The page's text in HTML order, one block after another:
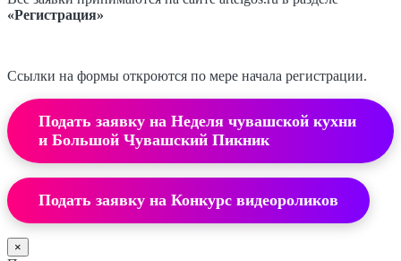
«Регистрация»
Ссылки на формы откроются по мере начала регистрации.
Подать заявку на Неделя чувашской кухни
и Большой Чувашский Пикник
Подать заявку на Конкурс видеороликов
×